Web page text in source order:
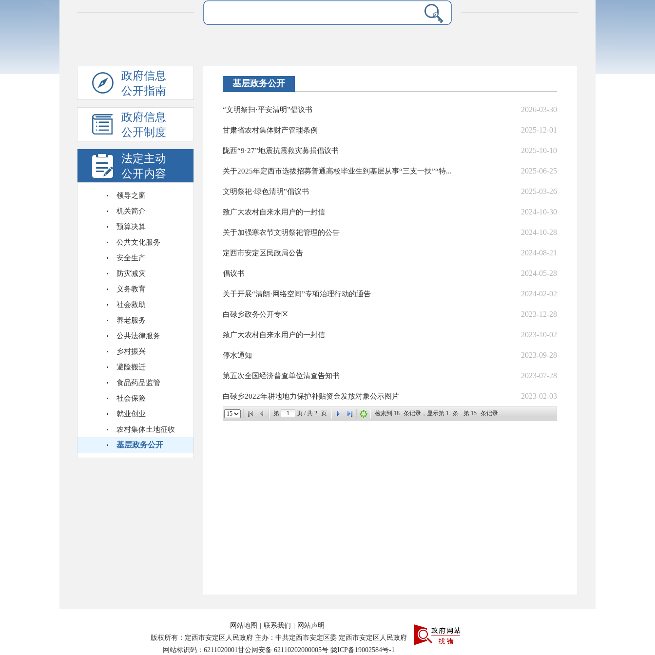
政府信息
公开指南
政府信息
公开制度
法定主动
公开内容
领导之窗
机关简介
预算决算
公共文化服务
安全生产
防灾减灾
义务教育
社会救助
养老服务
公共法律服务
乡村振兴
避险搬迁
食品药品监管
社会保险
就业创业
农村集体土地征收
基层政务公开
基层政务公开
“文明祭扫·平安清明”倡议书 2026-03-30
甘肃省农村集体财产管理条例 2025-12-01
陇西“9·27”地震抗震救灾募捐倡议书 2025-10-10
关于2025年定西市选拔招募普通高校毕业生到基层从事“三支一扶”“特... 2025-06-25
文明祭祀·绿色清明”倡议书 2025-03-26
致广大农村自来水用户的一封信 2024-10-30
关于加强寒衣节文明祭祀管理的公告 2024-10-28
定西市安定区民政局公告 2024-08-21
倡议书 2024-05-28
关于开展“清朗·网络空间”专项治理行动的通告 2024-02-02
白碌乡政务公开专区 2023-12-28
致广大农村自来水用户的一封信 2023-10-02
停水通知 2023-09-28
第五次全国经济普查单位清查告知书 2023-07-28
白碌乡2022年耕地地力保护补贴资金发放对象公示图片 2023-02-03
第 页 / 共 2 页 检索到 18 条记录，显示第 1 条 - 第 15 条记录
网站地图 联系我们
网站声明
版权所有：定西市安定区人民政府 主办：中共定西市安定区委 定西市安定区人民政府
网站标识码：6211020001甘公网安备 62110202000005号 陇ICP备19002584号-1